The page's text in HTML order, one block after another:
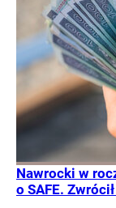
Nawrocki w
o SAFE.